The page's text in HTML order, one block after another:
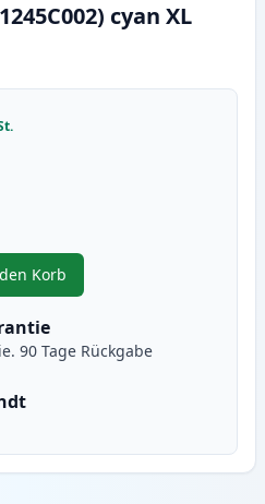
cyan XL
um anzupassen
Korb
, Canon 045H / 045 (1245C002)
90 Tage Rückgabe